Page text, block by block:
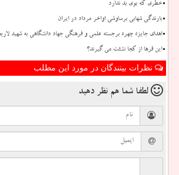
خطری که بوی بد ندارد
بارندگی شهابی برساوشی اواخر مرداد در ایران
اهدای جایزه چهره برجسته علمی و فرهنگی جهاد دانشگاهی به شهید
این فرها از کجا نشئت می گیرند؟
نظرات بینندگان در مورد این مطلب
لطفا شما هم نظر دهید